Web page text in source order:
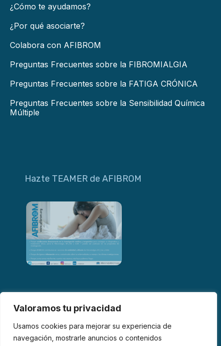
Valoramos tu privacidad
Usamos cookies para mejorar su experiencia de
navegación, mostrarle anuncios o contenidos
¿Cómo te ayudamos?
¿Por qué asociarte?
Colabora con AFIBROM
Preguntas Frecuentes sobre la FIBROMIALGIA
Preguntas Frecuentes sobre la FATIGA CRÓNICA
Preguntas Frecuentes sobre la Sensibilidad Química
Múltiple
Hazte TEAMER de AFIBROM